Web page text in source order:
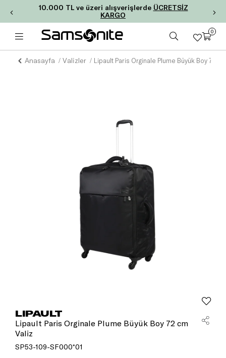
10.000 TL ve üzeri alışverişlerde ÜCRETSİZ
KARGO
0
Anasayfa Valizler Lipault Paris Orginale Plume Büyük Boy 72
LIPAULT
Lipault Paris Orginale Plume Büyük Boy 72 cm
Valiz
SP53-109-SF000*01